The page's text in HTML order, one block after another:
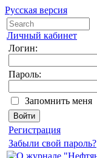
Русская версия
Личный кабинет
Логин:
Пароль:
Запомнить меня
Регистрация
Забыли свой пароль?